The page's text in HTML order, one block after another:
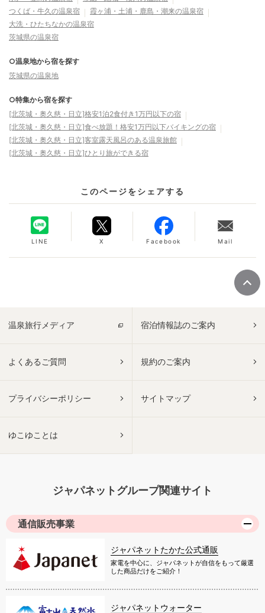
つくば・牛久の温泉宿
霞ヶ浦・土浦・鹿島・潮来の温泉宿
大洗・ひたちなかの温泉宿
茨城県の温泉宿
○温泉地から宿を探す
茨城県の温泉地
○特集から宿を探す
[北茨城・奥久慈・日立]格安1泊2食付き1万円以下の宿
[北茨城・奥久慈・日立]食べ放題！格安1万円以下バイキングの宿
[北茨城・奥久慈・日立]客室露天風呂のある温泉旅館
[北茨城・奥久慈・日立]ひとり旅ができる宿
このページをシェアする
LINE X Facebook Mail
温泉旅行メディア 宿泊情報誌のご案内
よくあるご質問 規約のご案内
プライバシーポリシー サイトマップ
ゆこゆことは
ジャパネットグループ関連サイト
通信販売事業
ジャパネットたかた公式通販
家電を中心に、ジャパネットが自信をもって厳選
した商品だけをご紹介！
ジャパネットウォーター